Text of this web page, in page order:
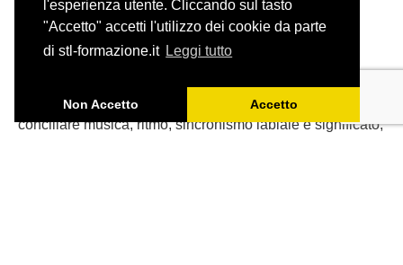
l'esperienza utente. Cliccando sul tasto
"Accetto" accetti l'utilizzo dei cookie da parte
di stl-formazione.it Leggi tutto
Non Accetto Accetto
Adattare una canzone: il caso
Tradurre una canzone per il doppiaggio significa
conciliare musica, ritmo, sincronismo labiale e significato,